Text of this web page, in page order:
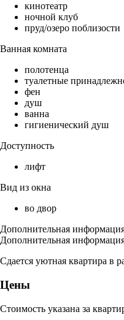
кинотеатр
ночной клуб
пруд/озеро поблизости
Ванная комната
полотенца
туалетные
фен
душ
ванна
гигиенический душ
Доступность
лифт
Вид из окна
во двор
Дополнительная
Дополнительная
Сдается уютная квартира в
Цены
Стоимость указана за